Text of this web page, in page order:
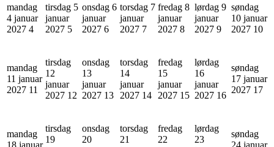
mandag
4 januar
2027 4
tirsdag 5
januar
2027 5
onsdag 6
januar
2027 6
torsdag 7
januar
2027 7
fredag 8
januar
2027 8
lørdag 9
januar
2027 9
søndag
10 januar
2027 10
mandag
11 januar
2027 11
tirsdag
12
januar
2027 12
onsdag
13
januar
2027 13
torsdag
14
januar
2027 14
fredag
15
januar
2027 15
lørdag
16
januar
2027 16
søndag
17 januar
2027 17
mandag
18 januar
tirsdag
19
onsdag
20
torsdag
21
fredag
22
lørdag
23
søndag
24 januar